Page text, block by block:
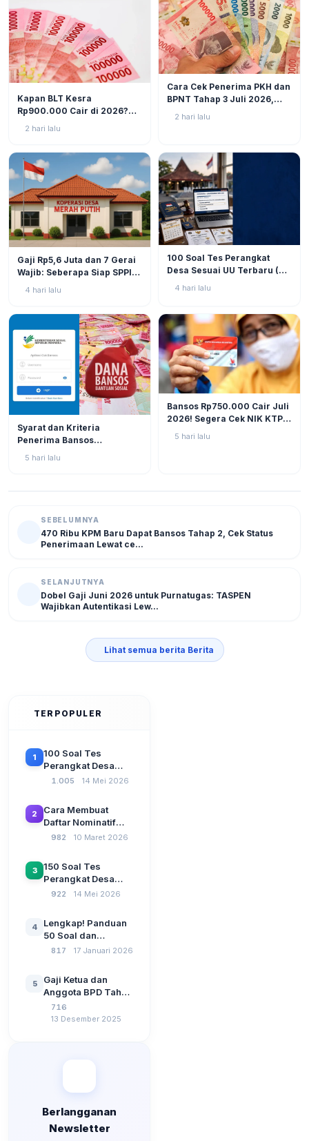
Kapan BLT Kesra
Rp900.000 Cair di 2026?
Simak Prediksi dan
2 hari lalu
Cara Cek Penerima PKH dan
BPNT Tahap 3 Juli 2026,
Bansos Sudah Mulai Cair!
2 hari lalu
Gaji Rp5,6 Juta dan 7 Gerai
Wajib: Seberapa Siap SPPI
4 hari lalu
100 Soal Tes Perangkat
Desa Sesuai UU Terbaru (UU
4 hari lalu
Syarat dan Kriteria
Penerima Bansos
Rp750.000 Juli 2026, Cek
5 hari lalu
Bansos Rp750.000 Cair Juli
2026! Segera Cek NIK KTP
di Situs Resmi Kemensos
5 hari lalu
SEBELUMNYA
470 Ribu KPM Baru Dapat Bansos Tahap 2, Cek Status
Penerimaan Lewat ce...
SELANJUTNYA
Dobel Gaji Juni 2026 untuk Purnatugas: TASPEN
Wajibkan Autentikasi Lew...
Lihat semua berita Berita
TERPOPULER
1
100 Soal Tes
Perangkat Desa
Terbaru 2026
CAT Berbasis UU
Desa No. 3 Tahun
2024
1.005 14 Mei 2026
2
Cara Membuat
Daftar Nominatif
Siltap di Aplikasi
SPP Pencairan
Dana Desa
982 10 Maret 2026
3
150 Soal Tes
Perangkat Desa
2026: Administrasi
Kebangsaan, dan
Komputer Beserta
Jawaban Paling
922 14 Mei 2026
4
Lengkap! Panduan
50 Soal dan
Jawaban Tes
Berdasarkan UU No
3 Tahun 2024
817 17 Januari 2026
5
Gaji Ketua dan
Anggota BPD Tahun
2026, Berapa
Besarannya? Ada
716
13 Desember 2025
Berlangganan
Newsletter